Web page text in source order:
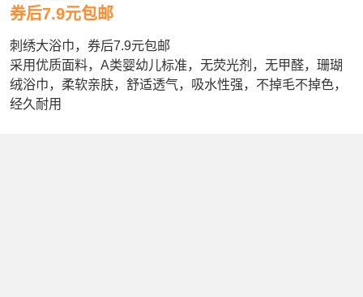
券后7.9元包邮
刺绣大浴巾，券后7.9元包邮
采用优质面料，A类婴幼儿标准，无荧光剂，无甲醛，珊瑚
绒浴巾，柔软亲肤，舒适透气，吸水性强，不掉毛不掉色，
经久耐用